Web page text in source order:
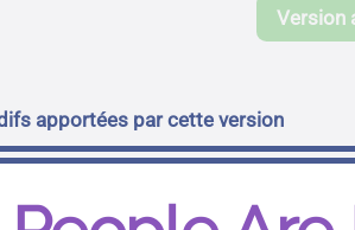
Version
apportées par cette version